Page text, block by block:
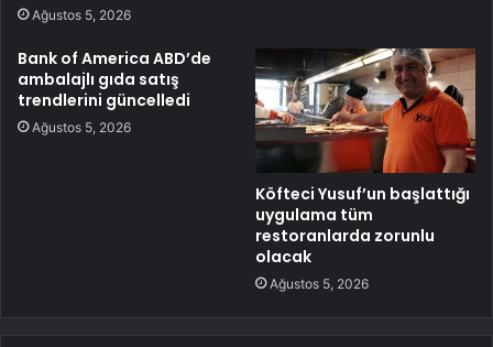
Ağustos 5, 2026
Bank of America ABD’de
ambalajlı gıda satış
trendlerini güncelledi
Ağustos 5, 2026
Köfteci Yusuf’un başlattığı
uygulama tüm
restoranlarda zorunlu
olacak
Ağustos 5, 2026